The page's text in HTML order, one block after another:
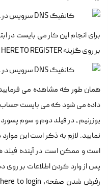
برای انجام این کار می بایست در
بر روی گزینه CLICK HERE TO REGISTER کلیک نمایید:
داده می شود که می بایست حساب
یوزرنیم ، در فیلد دوم و سوم پسورد
نمایید. لازم به ذکر است این
است و ممکن است در آینده فیلد